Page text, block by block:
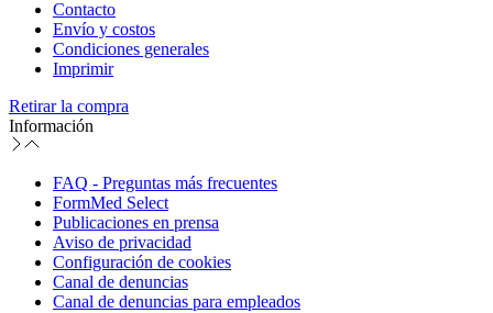
Contacto
Envío y costos
Condiciones generales
Imprimir
Retirar la compra
Información
FAQ - Preguntas más frecuentes
FormMed Select
Publicaciones en prensa
Aviso de privacidad
Configuración de cookies
Canal de denuncias
Canal de denuncias para empleados